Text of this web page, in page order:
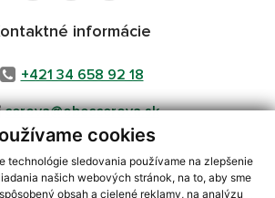
cookies
technológie sledovania používame na zlepšenie
našich webových stránok, na to, aby sme
obsah a cielené reklamy, na analýzu
informácie
+421 34 658 92 18
cerova@obeccerova.sk
aktuálnych informácií s využitím RSS